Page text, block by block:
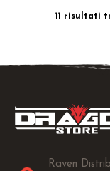
11 risultati
Raven